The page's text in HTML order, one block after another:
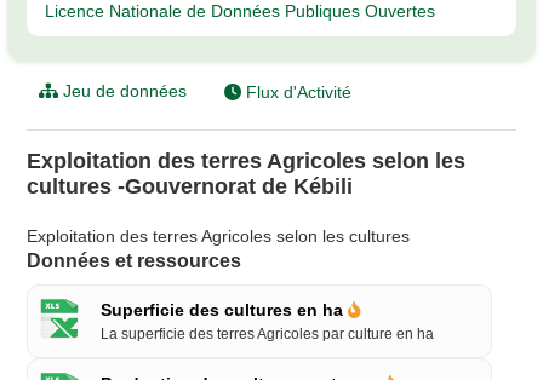
Licence Nationale de Données Publiques Ouvertes
Jeu de données Flux d'Activité
Exploitation des terres Agricoles selon les
cultures -Gouvernorat de Kébili
Exploitation des terres Agricoles selon les cultures
Données et ressources
Superficie des cultures en ha
La superficie des terres Agricoles par culture en ha